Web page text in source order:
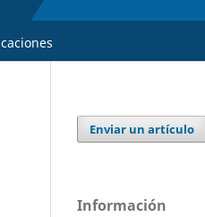
Enviar un artículo
Información